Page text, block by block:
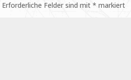
Erforderliche Felder sind mit* markiert